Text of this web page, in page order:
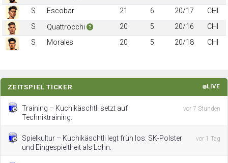
S
Escobar 21 6 20/17
CHI
S
Quattrocchi 20 5 20/16
CHI
S
Morales 20 5 20/18 CHI
ZEITSPIEL TICKER LIVE
Training – Kuchikäschtli setzt auf
Techniktraining.
vor 7 Stunden
Spielkultur – Kuchikäschtli legt früh los: SK-Polster
und Eingespieltheit als Lohn.
vor 1 Tag